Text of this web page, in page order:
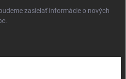
zasielať informácie o nových